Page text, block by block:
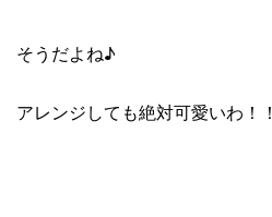
そうだよね♪
アレンジしても絶対可愛いわ！！